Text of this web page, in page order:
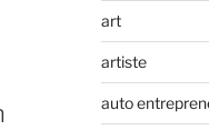
art
artiste
auto